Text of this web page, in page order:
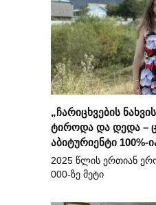
„ჩარიცხვების
ტიროდა და დედა –
აბიტურიენტი 100%-
2025 წლის ერთიან
000-ზე მეტი